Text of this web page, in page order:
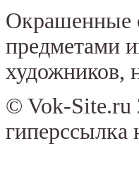
Окрашенные
предметами
художников,
© Vok-Site.ru
гиперссылка